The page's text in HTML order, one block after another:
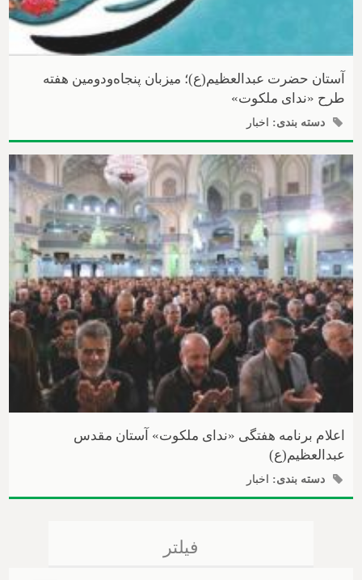
آستان حضرت عبدالعظیم(ع)؛ میزبان پنجاه‌و‌دومین هفته
طرح «ندای ملکوت»
دسته بندی: اخبار
اعلام برنامه هفتگی «ندای ملکوت» آستان مقدس
عبدالعظیم(ع)
دسته بندی: اخبار
فیلتر